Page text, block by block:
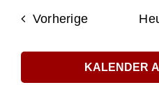
Vorherige
KALENDER